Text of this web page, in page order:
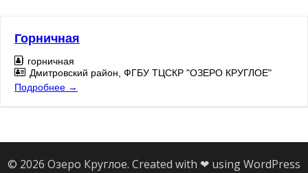
Горничная
горничная
Дмитровский район ФГБУ ТЦСКР "ОЗЕРО КРУГЛОЕ"
Подробнее
© 2026 Озеро Круглое. Created with ❤ using WordPress